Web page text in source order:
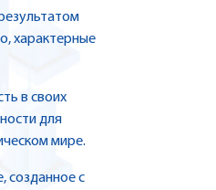
характерные
в своих
для
мире.
созданное с